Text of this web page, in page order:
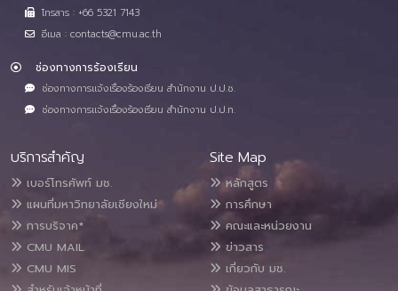
โทรสาร : +66 5321 7143
อีเมล : contacts@cmu.ac.th
ช่องทางการร้องเรียน
ช่องทางการแจ้งเรื่องร้องเรียน สำนักงาน ป.ป.ช.
ช่องทางการแจ้งเรื่องร้องเรียน สำนักงาน ป.ป.ท.
บริการสำคัญ
เบอร์โทรศัพท์ มช.
แผนที่มหาวิทยาลัยเชียงใหม่
การบริจาค*
CMU MAIL
CMU MIS
Site Map
หลักสูตร
การศึกษา
คณะและหน่วยงาน
ข่าวสาร
เกี่ยวกับ มช.